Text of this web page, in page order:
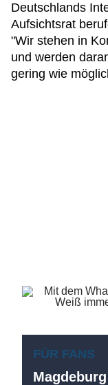
Deutschlands
Aufsichtsrat
"Wir stehen in
und werden
gering wie
FÜR FANS